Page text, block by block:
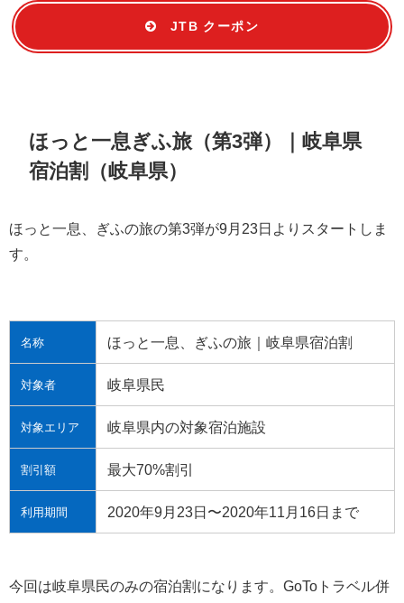
JTB クーポン
ほっと一息ぎふ旅（第3弾）｜岐阜県
宿泊割（岐阜県）
ほっと一息、ぎふの旅の第3弾が9月23日よりスタートしま
す。
名称 ほっと一息、ぎふの旅｜岐阜県宿泊割
対象者 岐阜県民
対象エリア 岐阜県内の対象宿泊施設
割引額 最大70%割引
利用期間 2020年9月23日〜2020年11月16日まで
今回は岐阜県民のみの宿泊割になります。GoToトラベル併